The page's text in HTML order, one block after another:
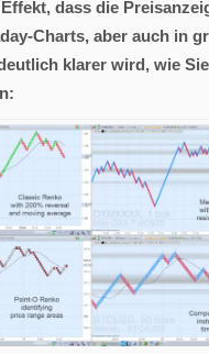
dass die
Charts, aber auch in
klarer wird, wie